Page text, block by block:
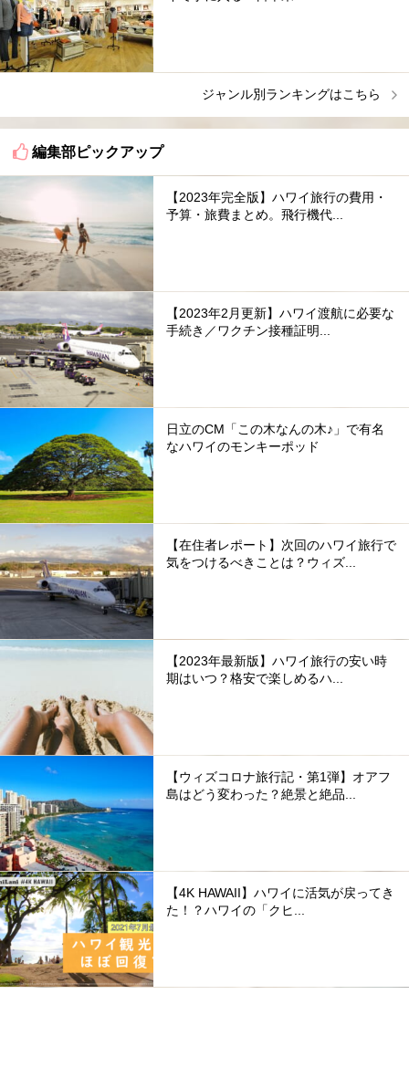
ジャンル別ランキングはこちら
編集部ピックアップ
【2023年完全版】ハワイ旅行の費用・
予算・旅費まとめ。飛行機代...
【2023年2月更新】ハワイ渡航に必要な
手続き／ワクチン接種証明...
日立のCM「この木なんの木♪」で有名
なハワイのモンキーポッド
【在住者レポート】次回のハワイ旅行で
気をつけるべきことは？ウィズ...
【2023年最新版】ハワイ旅行の安い時
期はいつ？格安で楽しめるハ...
【ウィズコロナ旅行記・第1弾】オアフ
島はどう変わった？絶景と絶品...
【4K HAWAII】ハワイに活気が戻ってき
た！？ハワイの「クヒ...